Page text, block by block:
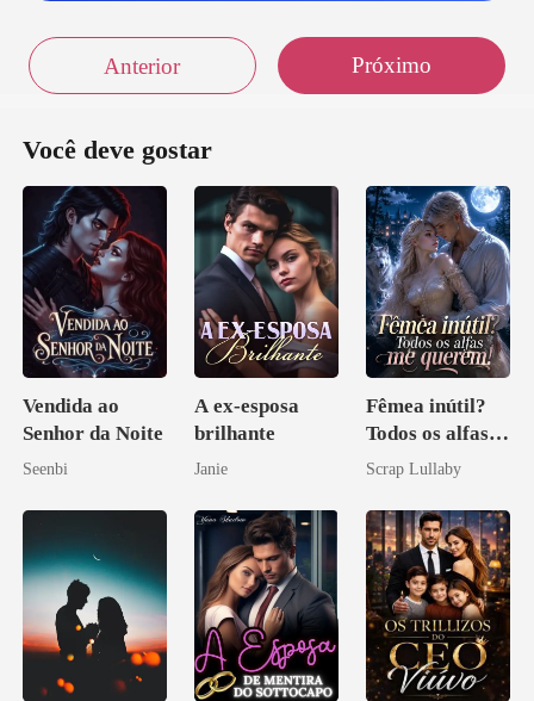
Anterior Próximo
Você deve gostar
Vendida ao
Senhor da Noite
Seenbi
A ex-esposa
brilhante
Janie
Fêmea inútil?
Todos os alfas
me querem!
Scrap Lullaby